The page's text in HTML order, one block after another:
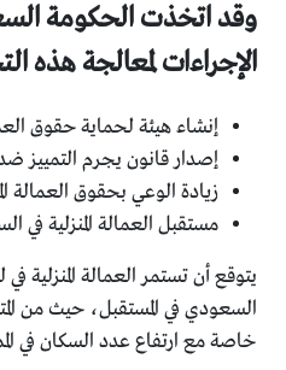
وقد اتخذت الحكومة
الإجراءات لمعالجة هذه
إنشاء هيئة لحماية حقوق
إصدار قانون يجرم التمييز ضد
زيادة الوعي بحقوق العمالة
مستقبل العمالة المنزلية في
يتوقع أن تستمر العمالة المنزلية
السعودي في المستقبل، حيث من
خاصة مع ارتفاع عدد السكان في